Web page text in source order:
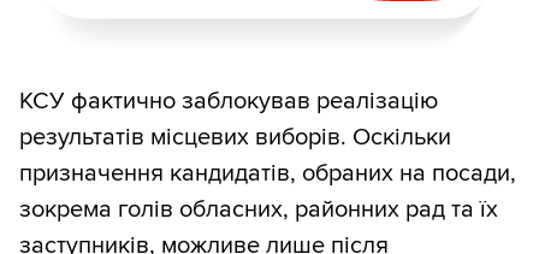
КСУ фактично заблокував реалізацію
результатів місцевих виборів. Оскільки
призначення кандидатів, обраних на посади,
зокрема голів обласних, районних рад та їх
заступників, можливе лише після